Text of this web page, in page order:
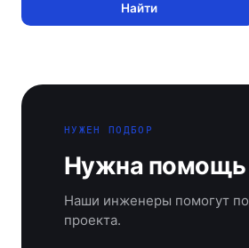
Найти
НУЖЕН ПОДБОР
Нужна помощь
Наши инженеры помогут
проекта.